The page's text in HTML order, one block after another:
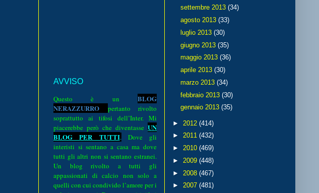
AVVISO
Questo è un BLOG
NERAZZURRO pertanto rivolto
soprattutto ai tifosi dell’Inter. Mi
piacerebbe però che diventasse UN
BLOG PER TUTTI.
Dove gli
interisti si sentano a casa ma dove
tutti gli altri non si sentano estranei.
Un blog rivolto a tutti gli
appassionati di calcio non solo a
quelli con cui condivido l’amore per i
settembre 2013 (34)
agosto 2013 (33)
luglio 2013 (30)
giugno 2013 (35)
maggio 2013 (36)
aprile 2013 (30)
marzo 2013 (34)
febbraio 2013 (30)
gennaio 2013 (35)
► 2012 (414)
► 2011 (432)
► 2010 (469)
► 2009 (448)
► 2008 (467)
► 2007 (481)